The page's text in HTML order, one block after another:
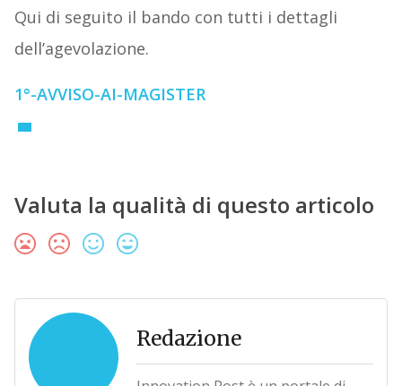
Qui di seguito il bando con tutti i dettagli
dell’agevolazione.
1°-AVVISO-AI-MAGISTER
Valuta la qualità di questo articolo
Redazione